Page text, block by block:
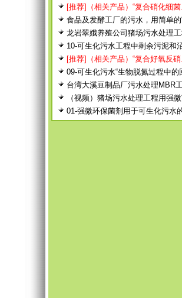
[推荐]（相关产品）“复合硝化细
食品及发酵工厂的污水，用简单的
龙岩翠娥养殖公司猪场污水处理
10-可生化污水工程中剩余污泥和
[推荐]（相关产品）“复合好氧反
09-可生化污水“生物脱氮过程中的
台湾大溪豆制品厂污水处理MBR
（视频）猪场污水处理工程用强
01-强微环保菌剂用于可生化污水